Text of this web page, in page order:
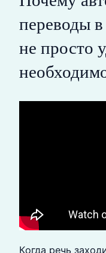
переводы
не просто
Когда речь